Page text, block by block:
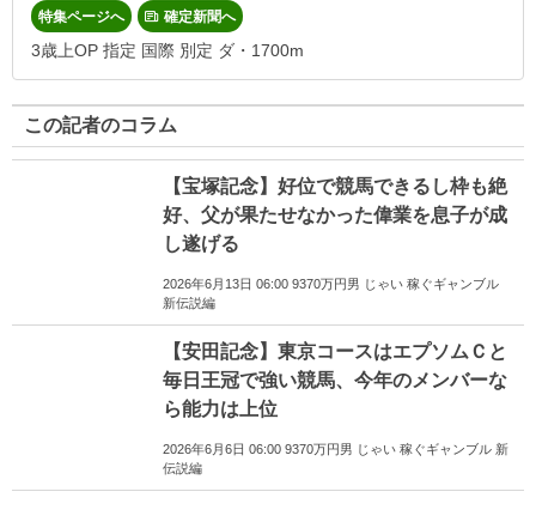
特集ページへ 確定新聞へ
3歳上OP 指定 国際 別定 ダ・1700m
この記者のコラム
【宝塚記念】好位で競馬できるし枠も絶
好、父が果たせなかった偉業を息子が成
し遂げる
2026年6月13日 06:00 9370万円男 じゃい 稼ぐギャンブル
新伝説編
【安田記念】東京コースはエプソムＣと
毎日王冠で強い競馬、今年のメンバーな
ら能力は上位
2026年6月6日 06:00 9370万円男 じゃい 稼ぐギャンブル 新
伝説編